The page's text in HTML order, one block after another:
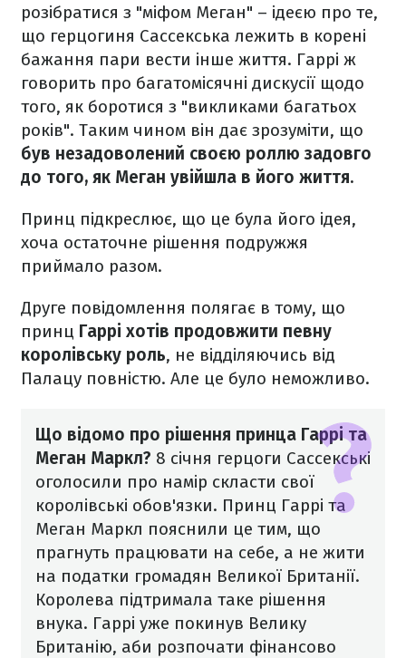
розібратися з "міфом Меган" – ідеєю про те,
що герцогиня Сассекська лежить в корені
бажання пари вести інше життя. Гаррі ж
говорить про багатомісячні дискусії щодо
того, як боротися з "викликами багатьох
років". Таким чином він дає зрозуміти, що
був незадоволений своєю роллю задовго
до того, як Меган увійшла в його життя.
Принц підкреслює, що це була його ідея,
хоча остаточне рішення подружжя
приймало разом.
Друге повідомлення полягає в тому, що
принц Гаррі хотів продовжити певну
королівську роль, не відділяючись від
Палацу повністю. Але це було неможливо.
Що відомо про рішення принца Гаррі та
Меган Маркл? 8 січня герцоги Сассекські
оголосили про намір скласти свої
королівські обов'язки. Принц Гаррі та
Меган Маркл пояснили це тим, що
прагнуть працювати на себе, а не жити
на податки громадян Великої Британії.
Королева підтримала таке рішення
внука. Гаррі уже покинув Велику
Британію, аби розпочати фінансово